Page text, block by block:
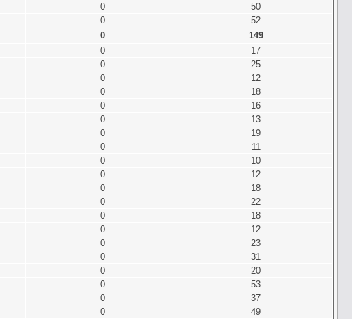
0
50
0
52
0
149
0
17
0
25
0
12
0
18
0
16
0
13
0
19
0
11
0
10
0
12
0
18
0
22
0
18
0
12
0
23
0
31
0
20
0
53
0
37
0
49